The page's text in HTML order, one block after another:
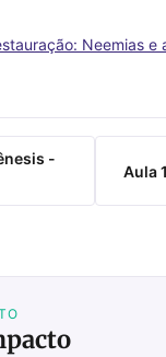
Neemias e
-
Aula